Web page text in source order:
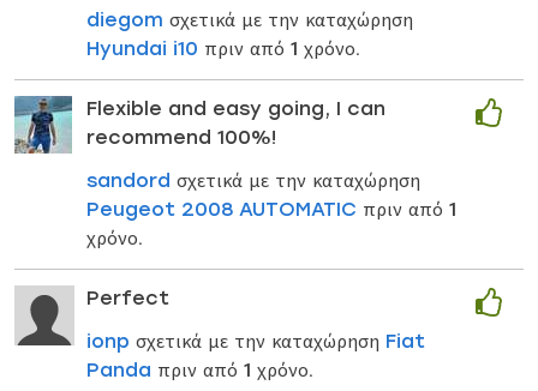
diegom σχετικά με την καταχώρηση
Hyundai i10 πριν από 1 χρόνο.
Flexible and easy going, I can
recommend 100%!
sandord σχετικά με την καταχώρηση
Peugeot 2008 AUTOMATIC πριν από 1
χρόνο.
Perfect
ionp σχετικά με την καταχώρηση Fiat
Panda πριν από 1 χρόνο.